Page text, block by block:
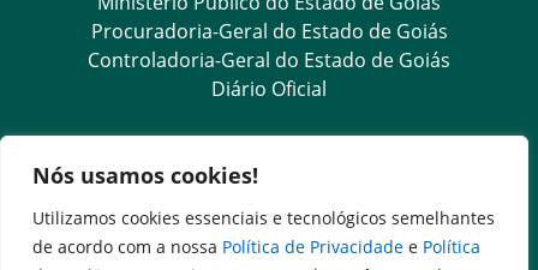
Nós usamos cookies!
Utilizamos cookies essenciais e tecnológicos semelhantes
de acordo com a nossa Política de Privacidade e Política
Procuradoria-Geral do Estado de Goiás
Controladoria-Geral do Estado de Goiás
Diário Oficial
Transparência e Ouvidoria
LGPD
Goiás Transparência